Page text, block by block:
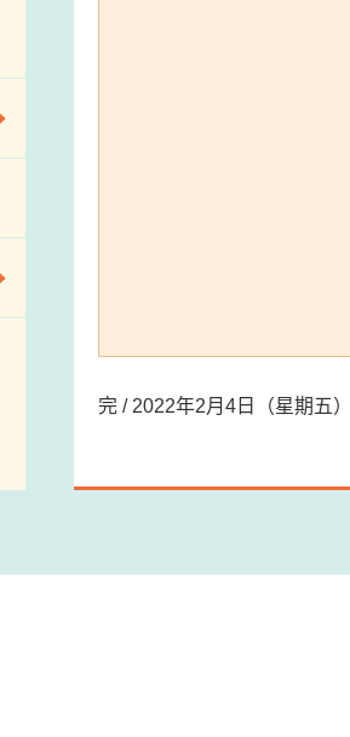
完 / 2022年2月4日（星期五）